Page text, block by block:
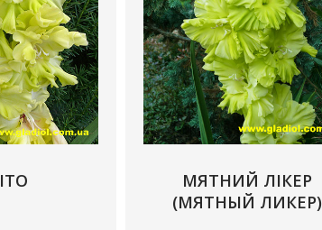
МЯТНИЙ ЛIКЕР
(МЯТНЫЙ ЛИКЕР)